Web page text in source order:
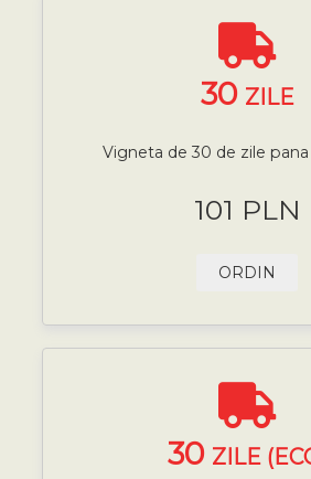
30 ZILE
Vigneta de 30 de zile pana
101 PLN
ORDIN
30 ZILE